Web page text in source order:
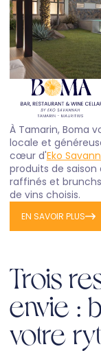
À Tamarin, Boma
locale et
cœur d'Eko
produits de saison
raffinés et
de vins choisis.
EN SAVOIR PLUS
Trois
envie :
votre